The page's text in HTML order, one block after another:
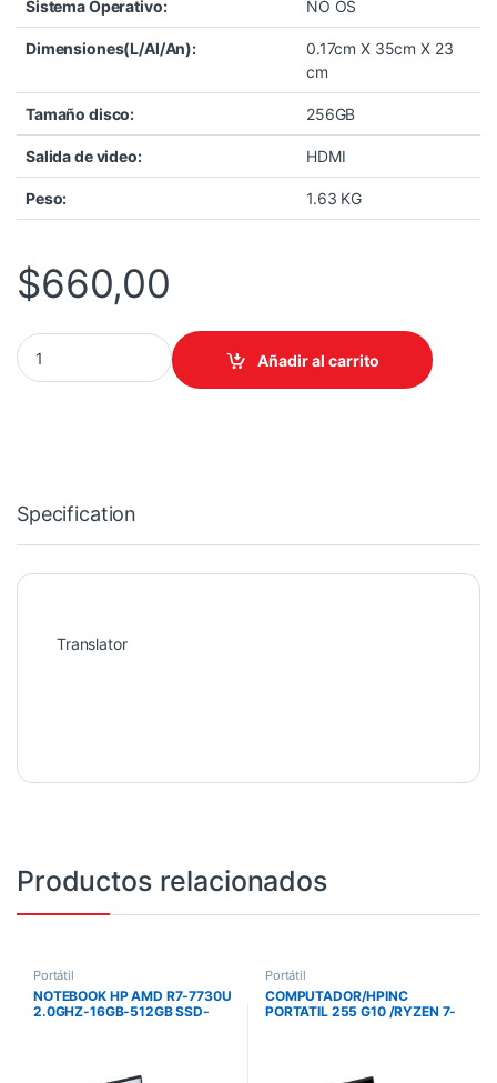
Sistema Operativo: NO OS
Dimensiones(L/Al/An):
0.17cm X 35cm X 23
cm
Tamaño disco: 256GB
Salida de video: HDMI
Peso: 1.63 KG
$660,00
COMPUTADOR LENOVO/PORTATIL IDEAPAD SLIM 3 15AMN8
Añadir al carrito
Specification
Translator
Productos relacionados
Portátil
NOTEBOOK HP AMD R7-7730U
2.0GHZ-16GB-512GB SSD-
Portátil
COMPUTADOR/HPINC
PORTATIL 255 G10 /RYZEN 7-